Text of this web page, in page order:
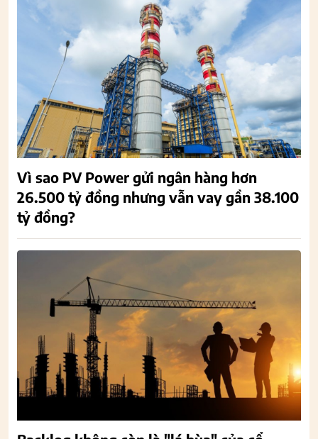
Vì sao PV Power gửi ngân hàng hơn
26.500 tỷ đồng nhưng vẫn vay gần 38.100
tỷ đồng?